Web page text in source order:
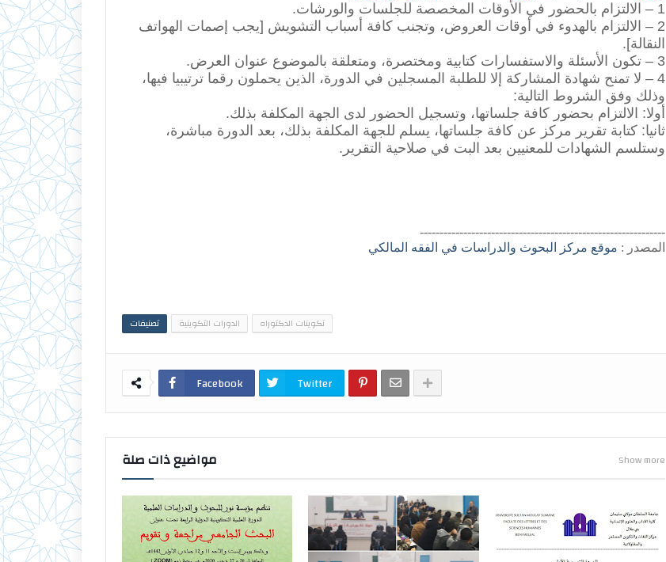
1 – الالتزام بالحضور في الأوقات المخصصة للجلسات والورشات.
2 – الالتزام بالهدوء في أوقات العروض، وتجنب كافة أسباب التشويش [يجب إصمات الهواتف
النقالة].
3 – تكون الأسئلة والاستفسارات كتابية ومختصرة، ومتعلقة بالموضوع عنوان العرض.
4 – لا تمنح شهادة المشاركة إلا للطلبة المسجلين في الدورة، الذين يحملون رقما ترتيبيا فيها،
وذلك وفق الشروط التالية:
أولا: الالتزام بحضور كافة جلساتها، وتسجيل الحضور لدى الجهة المكلفة بذلك.
ثانيا: كتابة تقرير مركز عن كافة جلساتها، يسلم للجهة المكلفة بذلك، بعد الدورة مباشرة،
وستلسم الشهادات للمعنيين بعد البت في صلاحية التقرير.
--------------------------------------------------------------
المصدر : موقع مركز البحوث والدراسات في الفقه المالكي
تصنيفات الدورات التكوينية تكوينات الدكتوراه
Facebook Twitter
مواضيع ذات صلة Show more